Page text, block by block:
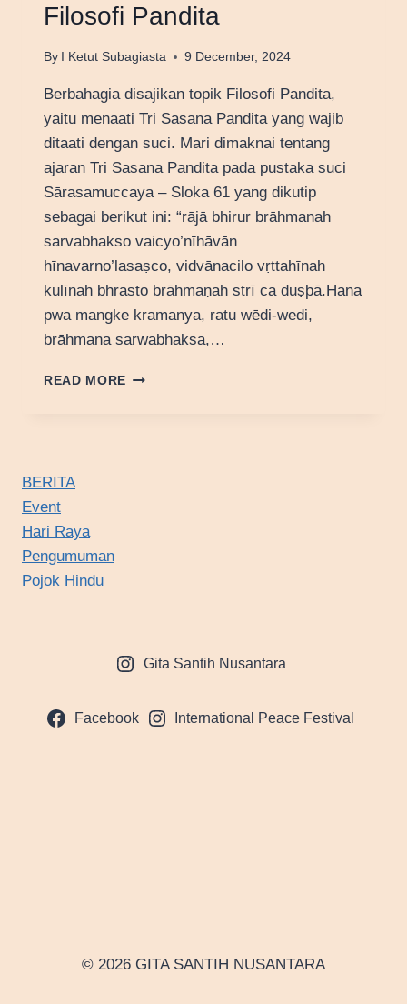
Filosofi Pandita
By I Ketut Subagiasta 9 December, 2024
Berbahagia disajikan topik Filosofi Pandita,
yaitu menaati Tri Sasana Pandita yang wajib
ditaati dengan suci. Mari dimaknai tentang
ajaran Tri Sasana Pandita pada pustaka suci
Sārasamuccaya – Sloka 61 yang dikutip
sebagai berikut ini: “rājā bhirur brāhmanah
sarvabhakso vaicyo’nīhāvān
hīnavarno’lasaṣco, vidvānacilo vṛttahīnah
kulīnah bhrasto brāhmaṇah strī ca duṣþā.Hana
pwa mangke kramanya, ratu wēdi-wedi,
brāhmana sarwabhaksa,…
READ MORE FILOSOFI
BERITA
Event
Hari Raya
Pengumuman
Pojok Hindu
Gita Santih Nusantara
Facebook International Peace Festival
© 2026 GITA SANTIH NUSANTARA